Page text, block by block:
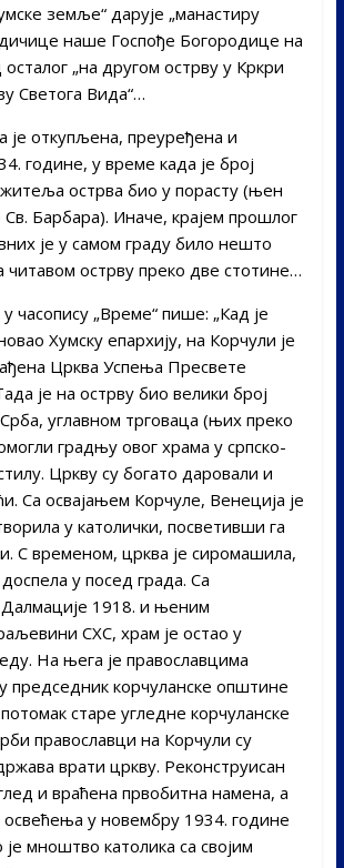
земље“ дарује „манастиру
наше Госпође Богородице на
„на другом острву у Кркри
Светога Вида“…
је откупљена, преуређена и
године, у време када је број
острва био у порасту (њен
Св. Барбара). Иначе, крајем прошлог
је у самом граду било нешто
читавом острву преко две стотине…
часопису „Време“ пише: „Кад је
Хумску епархију, на Корчули је
Црква Успења Пресвете
је на острву био велики број
углавном трговаца (њих преко
градњу овог храма у српско-
Цркву су богато даровали и
Са освајањем Корчуле, Венеција је
у католички, посветивши га
С временом, црква је сиромашила,
у посед града. Са
1918. и њеним
СХС, храм је остао у
На њега је православцима
председник корчуланске општине
старе угледне корчуланске
православци на Корчули су
врати цркву. Реконструисан
и враћена првобитна намена, а
освећења у новембру 1934. године
је мноштво католика са својим